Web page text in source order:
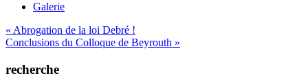
Galerie
Navigation
de
l’article
« Abrogation de la loi Debré !
Conclusions du Colloque de Beyrouth »
recherche